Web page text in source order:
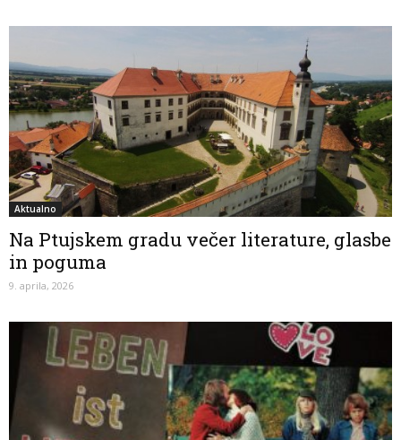
Aktualno
Na Ptujskem gradu večer literature, glasbe
in poguma
9. aprila, 2026